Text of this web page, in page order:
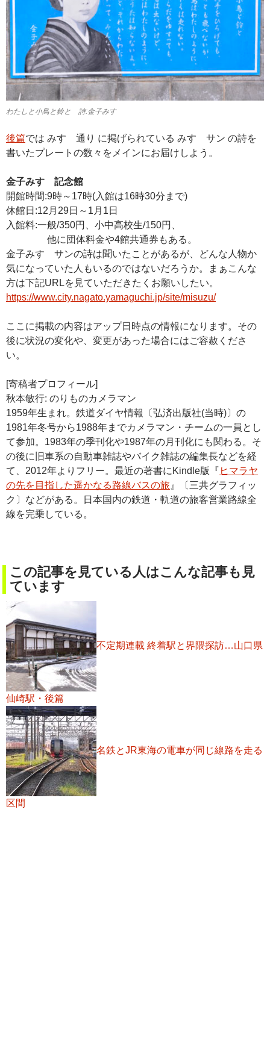
わたしと小鳥と鈴と 詩:金子みすゞ
後篇では みすゞ通り に掲げられている みすゞサン の詩を
書いたプレートの数々をメインにお届けしよう。
金子みすゞ記念館
開館時間:9時～17時(入館は16時30分まで)
休館日:12月29日～1月1日
入館料:一般/350円、小中高校生/150円、
他に団体料金や4館共通券もある。
金子みすゞサンの詩は聞いたことがあるが、どんな人物か
気になっていた人もいるのではないだろうか。まぁこんな
方は下記URLを見ていただきたくお願いしたい。
https://www.city.nagato.yamaguchi.jp/site/misuzu/
ここに掲載の内容はアップ日時点の情報になります。その
後に状況の変化や、変更があった場合にはご容赦くださ
い。
[寄稿者プロフィール]
秋本敏行: のりものカメラマン
1959年生まれ。鉄道ダイヤ情報〔弘済出版社(当時)〕の
1981年冬号から1988年までカメラマン・チームの一員とし
て参加。1983年の季刊化や1987年の月刊化にも関わる。そ
の後に旧車系の自動車雑誌やバイク雑誌の編集長などを経
て、2012年よりフリー。最近の著書にKindle版『 ヒマラヤ
の先を目指した遥かなる路線バスの旅 』〔三共グラフィッ
ク〕などがある。日本国内の鉄道・軌道の旅客営業路線全
線を完乗している。
この記事を見ている人はこんな記事も見
ています
不定期連載 終着駅と界隈探訪…山口県
仙崎駅・後篇
名鉄とJR東海の電車が同じ線路を走る
区間